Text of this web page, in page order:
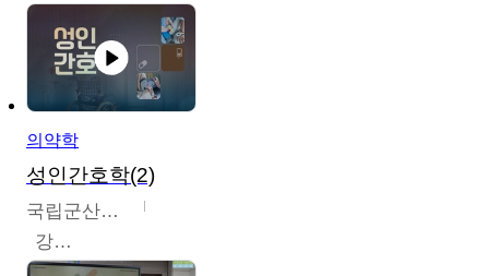
의약학
성인간호학(2)
국립군산대학교
강경아